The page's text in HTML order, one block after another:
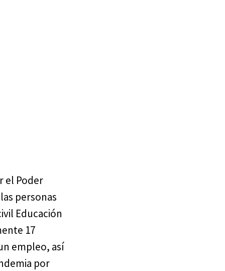
el Poder
personas
Educación
17
empleo, así
por